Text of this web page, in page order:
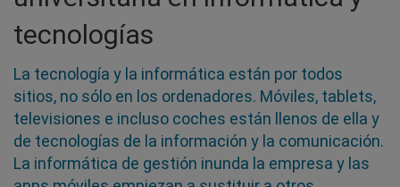
tecnologías
La tecnología y la informática están por todos
sitios, no sólo en los ordenadores. Móviles, tablets,
televisiones e incluso coches están llenos de ella y
de tecnologías de la información y la comunicación.
La informática de gestión inunda la empresa y las